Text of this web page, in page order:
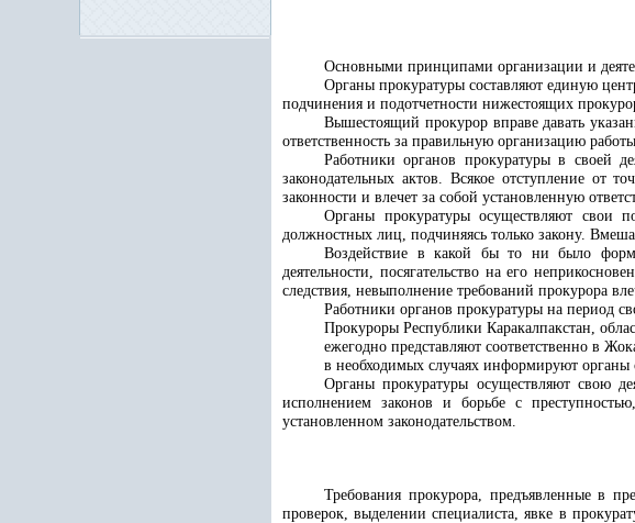
Основными принципами организации и
Органы прокуратуры составляют единую
подчинения и подотчетности нижестоящих
Вышестоящий прокурор вправе давать
ответственность за правильную организацию
Работники органов прокуратуры в своей
законодательных актов. Всякое отступление
законности и влечет за собой установленную
Органы прокуратуры осуществляют свои
должностных лиц, подчиняясь только закону.
Воздействие в какой бы то ни было
деятельности, посягательство на его
следствия, невыполнение требований прокурора
Работники органов прокуратуры на период
Прокуроры Республики Каракалпакстан,
ежегодно представляют соответственно в
в необходимых случаях информируют органы
Органы прокуратуры осуществляют свою
исполнением законов и борьбе с
установленном законодательством.
Требования прокурора, предъявленные в
проверок, выделении специалиста, явке в